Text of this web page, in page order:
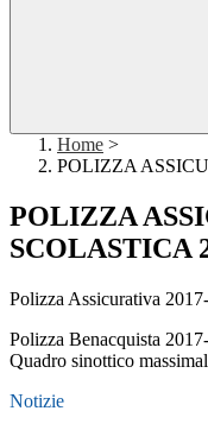
Home >
POLIZZA
POLIZZA
SCOLASTICA
Polizza Assicurativa
Polizza Benacquista
Quadro sinottico
Notizie